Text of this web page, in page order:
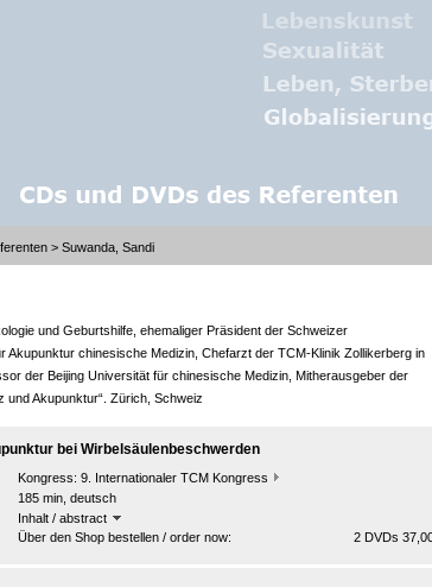
> Suwanda, Sandi
und Geburtshilfe, ehemaliger Präsident der Schweizer
Akupunktur chinesische Medizin, Chefarzt der TCM-Klinik Zollikerberg in
der Beijing Universität für chinesische Medizin, Mitherausgeber der
und Akupunktur“. Zürich, Schweiz
bei Wirbelsäulenbeschwerden
Kongress: 9. Internationaler TCM Kongress
185 min, deutsch
Inhalt / abstract
Über den Shop bestellen / order now:
2 DVDs